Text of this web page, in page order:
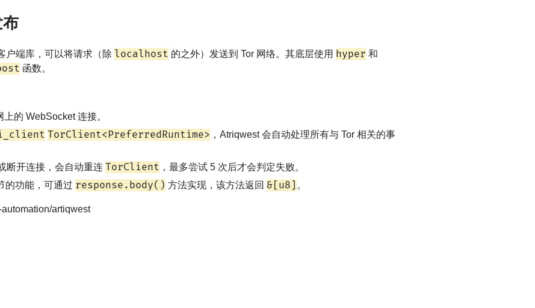
户端库，可以将请求（除 localhost 的之外）发送到 Tor 网络。其底层使用 hyper 和
函数。
的 WebSocket 连接。
TorClient<PreferredRuntime> ，Atriqwest 会自动处理所有与 Tor 相关的事
断开连接，会自动重连 TorClient ，最多尝试 5 次后才会判定失败。
的功能，可通过 response.body() 方法实现，该方法返回 &[u8] 。
artiqwest